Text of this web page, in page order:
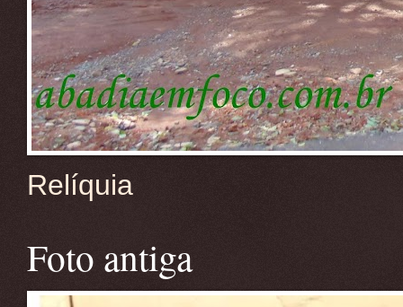
Relíquia
Foto antiga